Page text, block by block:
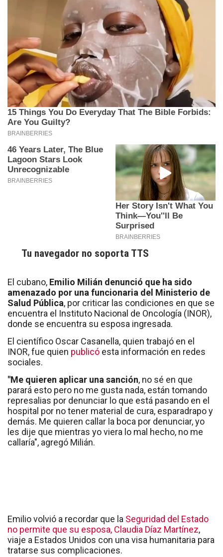
Tu navegador no soporta TTS
El cubano, Emilio Milián denunció que ha sido
amenazado por una funcionaria del Ministerio de
Salud Pública, por criticar las condiciones en que se
encuentra el Instituto Nacional de Oncología (INOR),
donde se encuentra su esposa ingresada.
El científico Oscar Casanella, quien trabajó en el
INOR, fue quien publicó esta información en redes
sociales.
"Me quieren aplicar una sanción, no sé en que
parará esto pero no me gusta nada, están tomando
represalias por denunciar lo que está pasando en el
hospital por no tener material de cura, esparadrapo y
demás. Me quieren callar la boca por denunciar, yo
les dije que mientras yo viera lo mal hecho, no me
callaría", agregó Milián.
Emilio volvió a recordar que la Seguridad del Estado
no permite que su esposa, Claudia Díaz Martínez,
viaje a Estados Unidos con una visa humanitaria para
tratarse sus complicaciones.